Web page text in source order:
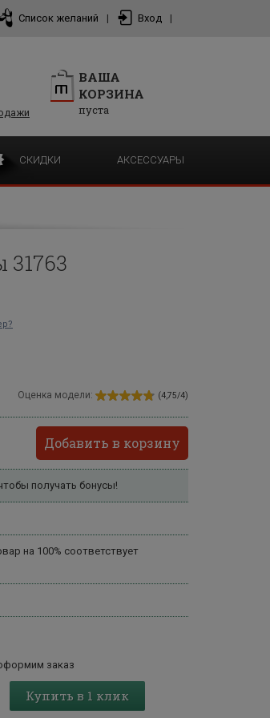
Список желаний | Вход |
ВАША
КОРЗИНА
пуста
СКИДКИ АКСЕССУАРЫ
Оценка модели: (4,75/4)
Добавить в корзину
получать бонусы!
на 100% соответствует
заказ
Купить в 1 клик